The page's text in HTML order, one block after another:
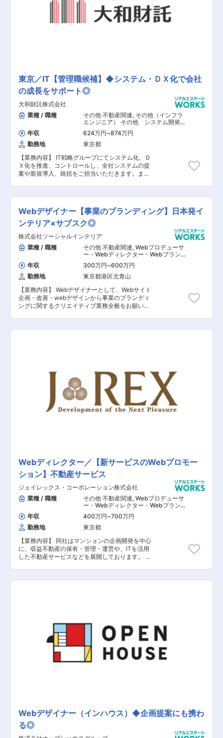
■ベンダーコントロール ■不動産広告、印刷物
スタイルの変化をいち早くとらえ、その街ならで
120日以上、夏季・年末年始休暇は連続9日以上
と、メリハリをもった働き方が実現できます。業
界の差別化が難しい不動産業界でWebデザイナー
携わっていきたい方におすすめの求人です。
東京／IT【管理職候補】◆システム・ＤＸ化で会社
の成長をサポート◎
大和財託株式会社
業種 / 職種
その他 不動産関連, その他（インフラ
エンジニア） その他 システム開発・
運用
年収 624万円~874万円
勤務地
東京都
【業務内容】 IT戦略グループにてシステム化、Ｄ
Ｘ化を推進、コントロールし、全社システムの提
案や新規導入、統括をご担当いただきます。ま
■社内システムの導入/保守 ■WEBサービスの開
発/デザイン ■ベンダーコントロール ■社員から
の問い合わせ対応 ■新規事業/業務改善の提案 ■
アプリ開発 ※ご経験に応じてメンバーのマネジメ
ントもお任せします。 ＜社内導入システム＞
AWS（EC2/S3）、Salesforce、Microsoft365、
PowerAutomate、freee、LANSCOPE、
Cylance、Dropbox、クラウドPBX など 最新の
Microsoft Surface Laptop＋外部モニタを全社員
に支給、社用スマホとしてiPhoneを支給などIT環
境整備も進んでいます。 【担当者コメント】 同
社は、年商60.7億円・経常利益5.59億円、コロナ
禍でも増収増益。スピード感のある成長企業で
す。今回の募集では、IT戦略グループにて全社シ
ステムの提案や新規導入、統括をお任せします。
成長を続ける当社で今までの経験、知識を活かし
ければと思います。快適な業務環境を提供するた
めに、ネットワーク速度を改善したりクラウドシ
ステムを活用して会議の手法を変更するなど、同
社の全システム領域でフロントエンドからバック
エンドまでお任せします。一般的な社内システム
部門とは違い、保守だけではなく常に最上流工程
す。今まで、業務範囲が限られてもっとやりたか
った！年功序列でつまらない！改善提案が評価さ
れない！という不満があった方は、積極的にチャ
レンジできる環境のため、やりがいを持って仕事
ができます。同社では、この世にない資産運用サ
ービスで社会を変えていこうという熱い気持ちを
もった仲間を募集しています。仕事を通じて社会
貢献したい方、仕事で自己成長したい方、社会に
インパクトを与えたい方、仕事の成果を仲間と一
緒に分かち合いたい方、ぜひ同社に来てくださ
い。同社であればそれを実現できる環境がありま
す。同社の理念である「社会貢献」「私たちに関
わる全ての人々の幸せ」の実現のため、そして社
Webデザイナー【事業のブランディング】日本発イ
ンテリア×サブスク◎
株式会社ソーシャルインテリア
業種 / 職種
その他 不動産関連, Webプロデューサ
ー・Webディレクター・Webプランナ
ー その他（インフラエンジニア） その
他 システム開発・運用
年収 300万円~600万円
勤務地
東京都港区北青山
【業務内容】 Webデザイナーとして、Webサイト
企画・改善・webデザインから事業のブランディ
ングに関するクリエイティブ業務全般をお願いい
けのオフィス構築支援サービス、 家具・家電をお
体的な業務内容】 ■3事業のサイトの企画・改善
■デザイン、コーディング（HTML・CSS・
JavaScript）を用いてWebサイト、LP、バナー作
成 ■フライヤー(JQuery など)、営業提案資料な
どのドキュメントのデザイン 【担当者コメント】
同社は2018年に日本初の家具のサブスク
ど、業界内外を問わずして注目を集めており、イ
ンテリア×サブスクというビジネスモデルを通し
て、 インテリア業界に革命を起こしています。
る事業拡大に向け、既存サービスの更なる成長・
新規サービスを成功に導くために一緒に知恵を絞
り伴走してくださる方を募っています。 異業界出
身者も多数活躍されており、異業種からのアイデ
ィアを積極的に取り入れる社風がございます。メ
ンバー全員が積極的にアイデアを出し、周囲を巻
き込んでカタチにしていくことができ、 自由に自
分の仕事を創っていける職場環境です。 働き方は
ハイブリット方式を導入しており、東京オフィス
出勤およびリモートワークをハイブリッドで活用
し、多様な方が柔軟に働きやすいような環境を整
Webディレクター／【新サービスのWebプロモー
ション】不動産サービス
ジェイレックス・コーポレーション株式会社
業種 / 職種
その他 不動産関連, Webプロデューサ
ー・Webディレクター・Webプランナ
ー その他（インフラエンジニア） その
他 システム開発・運用
年収 400万円~700万円
勤務地
東京都
【業務内容】 同社はマンションの企画開発を中心
に、収益不動産の保有・管理・運営や、ITを活用
した不動産サービスなどを展開しております。 時
常識にとらわれない自由な発想を持って頂き、新
施 ■マーケティング調査や戦略立案 ■ベンダーコ
ントロール ■不動産広告、印刷物などの制作進
設立し東京・西新宿に本社オフィスを構え、時代
の変化やお客様ニーズを素早く捉えることで、設
Webディレクターとして《お客様ニーズ》を捉
え、柔軟かつ大胆に施策を実行できる環境が同社
にはございますのでこれまでの経験を惜しみなく
Webデザイナー（インハウス）◆企画提案にも携わ
る◎